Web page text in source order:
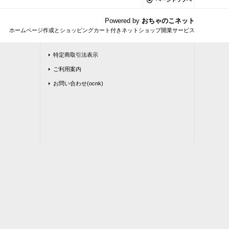
Powered by おちゃのこネット
ホームページ作成とショッピングカート付きネットショップ開業サービス
特定商取引法表示
ご利用案内
お問い合わせ(ocnk)